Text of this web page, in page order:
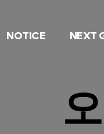
NOTICE NEXT